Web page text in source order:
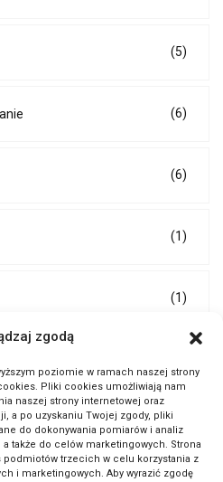
zgodą
poziomie w ramach naszej strony
Pliki cookies umożliwiają nam
naszej strony internetowej oraz
a po uzyskaniu Twojej zgody, pliki
do dokonywania pomiarów i analiz
także do celów marketingowych. Strona
trzecich w celu korzystania z
i marketingowych. Aby wyrazić zgodę
(5)
(6)
(6)
(1)
(1)
(1)